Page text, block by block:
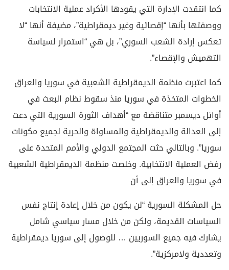
كما انتقدت الإدارة التي يقودها الأكراد عملية الانتخابات
ووصفتها بأنها “إقصائية وغير ديمقراطية”، مضيفة أنها “لا
تعكس إرادة الشعب السوري”، بل هي “استمرار لسياسة
التهميش والإقصاء”.
كما اعتبرت منظمة الديمقراطية الشعبية في سوريا والعراق
الخطوات المتخذة في سوريا منذ سقوط نظام البعث في
أوائل ديسمبر متناقضة مع “أهداف الثورة السورية التي دعت
إلى العدالة والديمقراطية والمساواة والحرية لجميع مكونات
سوريا”. وبالتالي حثت المجتمع الدولي والأمم المتحدة على
رفض العملية الانتخابية. وخلصت منظمة الديمقراطية الشعبية
في سوريا والعراق إلى أن
حل المشكلة السورية “لن يكون من خلال إعادة إنتاج نفس
السياسات القديمة، ولكن من خلال مسار سياسي شامل
يشارك فيه جميع السوريين … للوصول إلى سوريا ديمقراطية
وتعددية ولامركزية”.